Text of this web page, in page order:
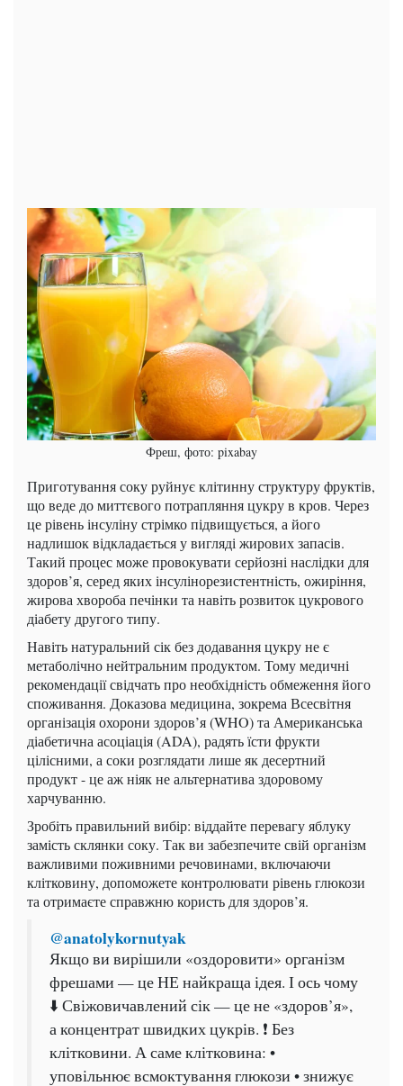
Фреш, фото: pixabay
Приготування соку руйнує клітинну структуру фруктів,
що веде до миттєвого потрапляння цукру в кров. Через
це рівень інсуліну стрімко підвищується, а його
надлишок відкладається у вигляді жирових запасів.
Такий процес може провокувати серйозні наслідки для
здоров’я, серед яких інсулінорезистентність, ожиріння,
жирова хвороба печінки та навіть розвиток цукрового
діабету другого типу.
Навіть натуральний сік без додавання цукру не є
метаболічно нейтральним продуктом. Тому медичні
рекомендації свідчать про необхідність обмеження його
споживання. Доказова медицина, зокрема Всесвітня
організація охорони здоров’я (WHO) та Американська
діабетична асоціація (ADA), радять їсти фрукти
цілісними, а соки розглядати лише як десертний
продукт - це аж ніяк не альтернатива здоровому
харчуванню.
Зробіть правильний вибір: віддайте перевагу яблуку
замість склянки соку. Так ви забезпечите свій організм
важливими поживними речовинами, включаючи
клітковину, допоможете контролювати рівень глюкози
та отримаєте справжню користь для здоров’я.
@anatolykornutyak
Якщо ви вирішили «оздоровити» організм
фрешами — це НЕ найкраща ідея. І ось чому
⬇️ Свіжовичавлений сік — це не «здоров’я»,
а концентрат швидких цукрів. ❗ Без
клітковини. А саме клітковина: •
уповільнює всмоктування глюкози • знижує